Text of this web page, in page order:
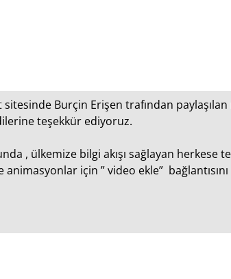
Burçin Erişen trafından
teşekkür ediyoruz.
, ülkemize bilgi akışı sağlayan herkese
için ” video ekle” bağlantısını